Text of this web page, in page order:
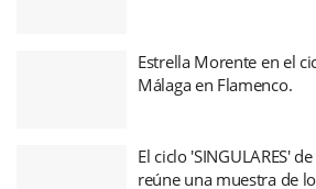
Estrella Morente en el
Málaga en Flamenco.
El ciclo 'SINGULARES'
reúne una muestra de